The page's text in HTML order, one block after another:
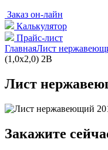
Заказ он-лайн
Калькулятор
Прайс-лист
ГлавнаяЛист
(1,0х2,0) 2В
Лист
Закажите